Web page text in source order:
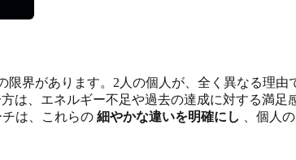
界があります。2人の個人が、全く異なる理由
は、エネルギー不足や過去の達成に対する満
は、これらの 細やかな違いを明確にし
、個人